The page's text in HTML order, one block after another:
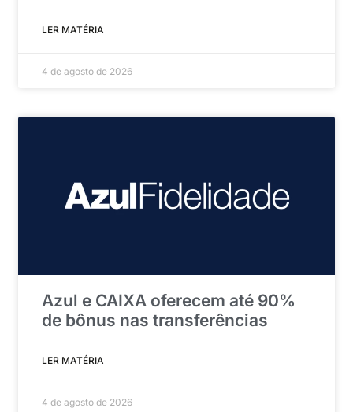
LER MATÉRIA
4 de agosto de 2026
Azul e CAIXA oferecem até 90%
de bônus nas transferências
LER MATÉRIA
4 de agosto de 2026